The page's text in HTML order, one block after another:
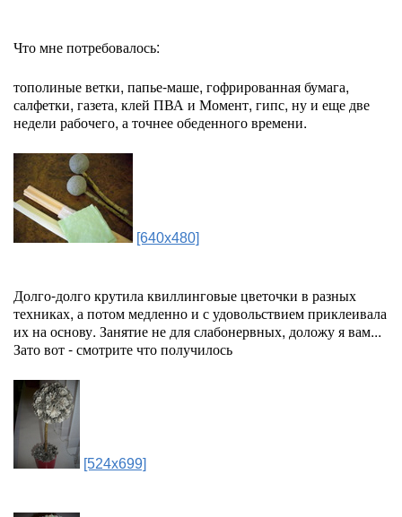
Что мне потребовалось:
тополиные ветки, папье-маше, гофрированная бумага,
салфетки, газета, клей ПВА и Момент, гипс, ну и еще две
недели рабочего, а точнее обеденного времени.
[640x480]
Долго-долго крутила квиллинговые цветочки в разных
техниках, а потом медленно и с удовольствием приклеивала
их на основу. Занятие не для слабонервных, доложу я вам...
Зато вот - смотрите что получилось
[524x699]